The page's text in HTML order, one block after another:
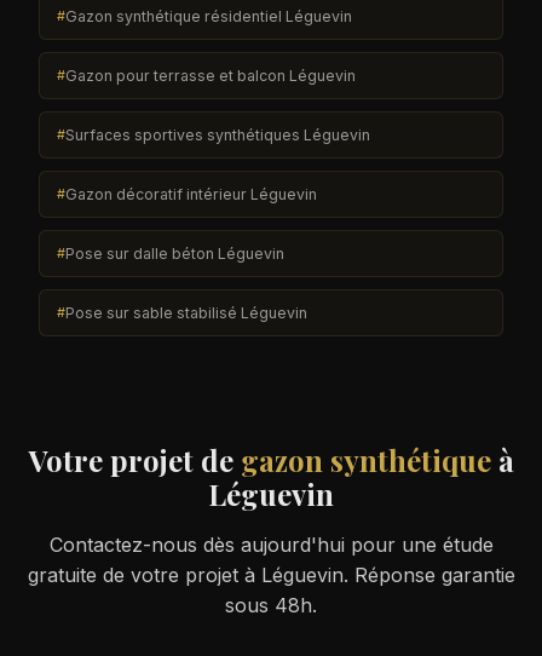
Gazon synthétique résidentiel Léguevin
Gazon pour terrasse et balcon Léguevin
Surfaces sportives synthétiques Léguevin
Gazon décoratif intérieur Léguevin
Pose sur dalle béton Léguevin
Pose sur sable stabilisé Léguevin
Votre projet de gazon synthétiqueà
Léguevin
Contactez-nous dès aujourd'hui pour une étude
gratuite de votre projet à Léguevin. Réponse garantie
sous 48h.